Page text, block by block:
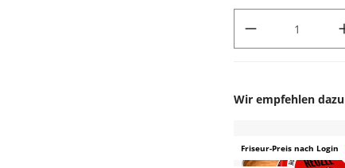
Wir empfehlen dazu
Friseur-Preis nach Login